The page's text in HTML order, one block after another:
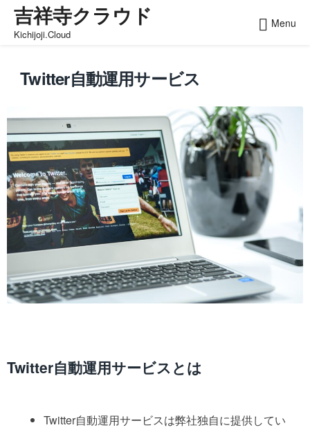
Skip吉祥寺クラウド
Kichijoji.Cloud
Menu
Twitter自動運用サービス
Twitter自動運用サービスとは
Twitter自動運用サービスは弊社独自に提供してい